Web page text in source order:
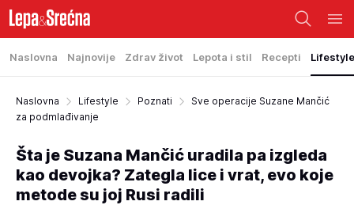
Naslovna Najnovije Zdrav život Lepota i stil Recepti Lifestyle
Naslovna Lifestyle Poznati
Sve operacije Suzane Mančić
za podmlađivanje
Šta je Suzana Mančić uradila pa izgleda
kao devojka? Zategla lice i vrat, evo koje
metode su joj Rusi radili